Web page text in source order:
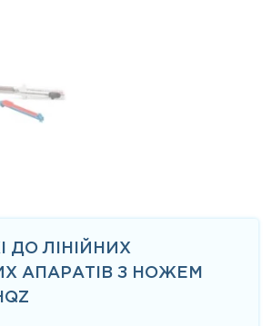
ДО ЛІНІЙНИХ
АПАРАТІВ З НОЖЕМ